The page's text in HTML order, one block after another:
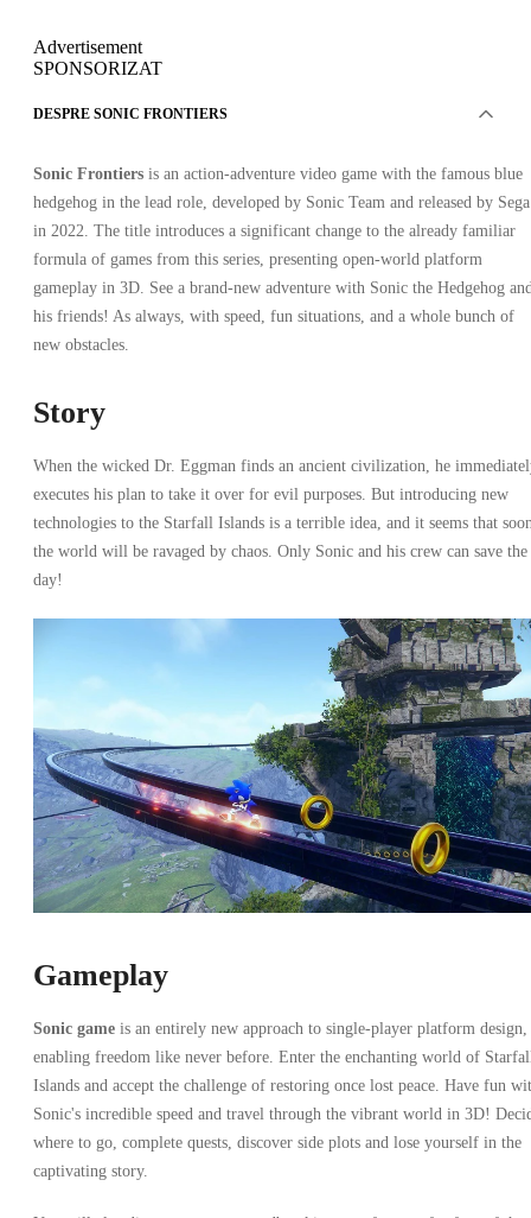
Advertisement
SPONSORIZAT
DESPRE SONIC FRONTIERS
Sonic Frontiers is an action-adventure video game with the famous blue
hedgehog in the lead role, developed by Sonic Team and released by Sega
in 2022. The title introduces a significant change to the already familiar
formula of games from this series, presenting open-world platform
gameplay in 3D. See a brand-new adventure with Sonic the Hedgehog
his friends! As always, with speed, fun situations, and a whole bunch of
new obstacles.
Story
When the wicked Dr. Eggman finds an ancient civilization, he
executes his plan to take it over for evil purposes. But introducing new
technologies to the Starfall Islands is a terrible idea, and it seems that
the world will be ravaged by chaos. Only Sonic and his crew can save the
day!
Gameplay
Sonic game is an entirely new approach to single-player platform design,
enabling freedom like never before. Enter the enchanting world of
Islands and accept the challenge of restoring once lost peace. Have fun
Sonic's incredible speed and travel through the vibrant world in 3D!
where to go, complete quests, discover side plots and lose yourself in the
captivating story.